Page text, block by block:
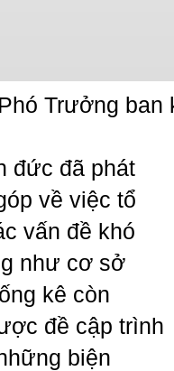
Trưởng
đức đã phát
về việc tổ
vấn đề khó
như cơ sở
kê còn
đề cập trình
biện